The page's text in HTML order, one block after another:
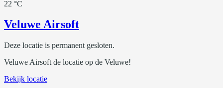
22 °C
Veluwe Airsoft
Deze locatie is permanent gesloten.
Veluwe Airsoft de locatie op de Veluwe!
Bekijk locatie